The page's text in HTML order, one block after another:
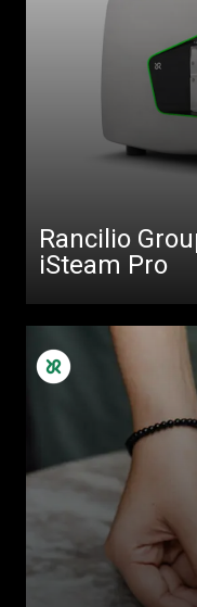
Rancilio
iSteam Pro